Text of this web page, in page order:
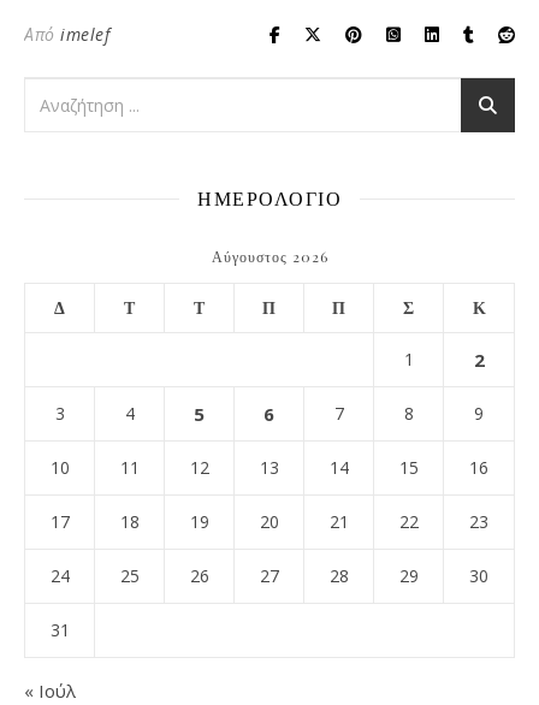
Από imelef
ΗΜΕΡΟΛΟΓΙΟ
Αύγουστος 2026
Δ Τ Τ Π Π Σ Κ
1 2
3 4 5 6 7 8 9
10 11 12 13 14 15 16
17 18 19 20 21 22 23
24 25 26 27 28 29 30
31
« Ιούλ